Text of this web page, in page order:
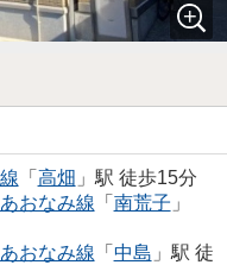
「 高畑 」駅 徒歩15分
おなみ線 「 南荒子 」
おなみ線 「 中島 」駅 徒